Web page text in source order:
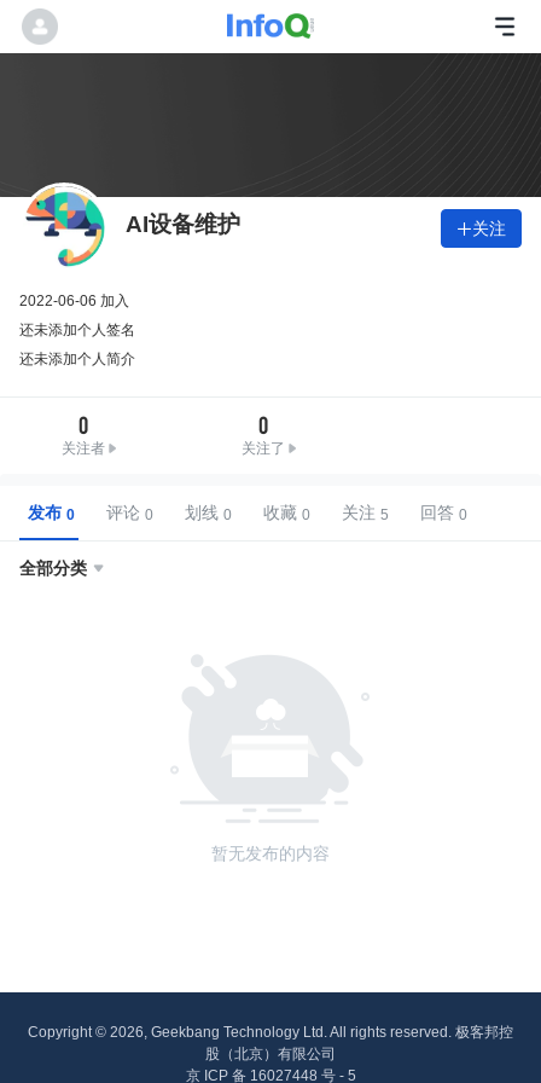
AI设备维护 关注
2022-06-06 加入
还未添加个人签名
还未添加个人简介
0
关注者
0
关注了
发布 评论 划线 收藏 关注 回答
全部分类 
暂无发布的内容
Copyright © 2026, Geekbang Technology Ltd. All rights reserved. 极客邦控
股（北京）有限公司
京 ICP 备 16027448 号 - 5